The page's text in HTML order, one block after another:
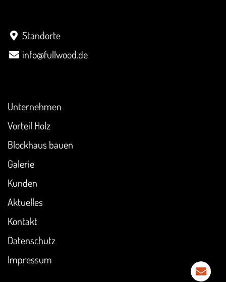
Standorte
info@fullwood.de
Unternehmen
Vorteil Holz
Blockhaus bauen
Galerie
Kunden
Aktuelles
Kontakt
Datenschutz
Impressum